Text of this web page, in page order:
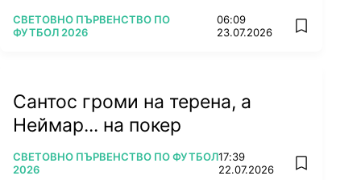
ПОВЕЧЕ ОТ
СВЕТОВНО ПЪРВЕНСТВО ПО
ФУТБОЛ 2026
06:09
23.07.2026
add
Сантос громи на терена, а
Неймар... на покер
ПОВЕЧЕ ОТ
СВЕТОВНО ПЪРВЕНСТВО ПО ФУТБОЛ
2026
17:39
22.07.2026
add